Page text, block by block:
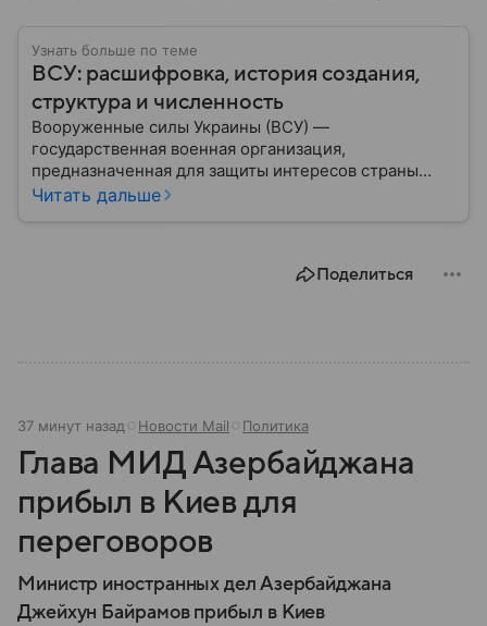
Узнать больше по теме
ВСУ: расшифровка, история создания,
структура и численность
Вооруженные силы Украины (ВСУ) —
государственная военная организация,
предназначенная для защиты интересов страны
военным путем. Была создана после
Читать дальше
Поделиться
37 минут назад Новости Mail Политика
Глава МИД Азербайджана
прибыл в Киев для
переговоров
Министр иностранных дел Азербайджана
Джейхун Байрамов прибыл в Киев